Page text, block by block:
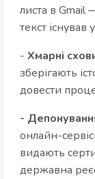
листа в Gmail
текст існував
- Хмарні
зберігають
довести
-
онлайн-
видають
державна